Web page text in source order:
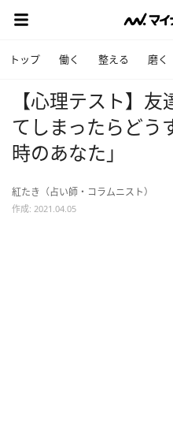
トップ 働く 整える 磨く
【心理テスト】
てしまったらど
時のあなた」
紅たき（占い師・コラムニスト）
作成: 2021.04.05